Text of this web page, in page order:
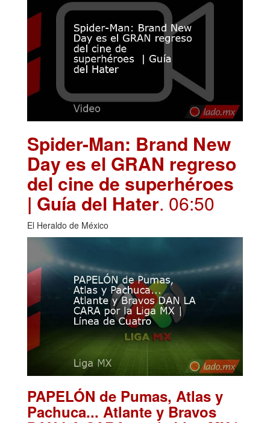
Spider-Man: Brand New
Day es el GRAN regreso
del cine de superhéroes
| Guía del Hater. 06:50
El Heraldo de México
PAPELÓN de Pumas, Atlas y
Pachuca... Atlante y Bravos